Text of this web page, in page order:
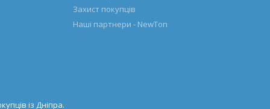
Захист покупців
Наші партнери - NewTon
із Дніпра.